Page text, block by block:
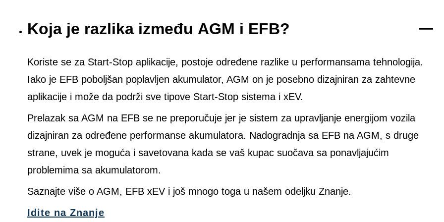
Koja je razlika između AGM i EFB?
Koriste se za Start-Stop aplikacije, postoje određene razlike u performansama tehnologija.
Iako je EFB poboljšan poplavljen akumulator, AGM on je posebno dizajniran za zahtevne
aplikacije i može da podrži sve tipove Start-Stop sistema i xEV.
Prelazak sa AGM na EFB se ne preporučuje jer je sistem za upravljanje energijom vozila
dizajniran za određene performanse akumulatora. Nadogradnja sa EFB na AGM, s druge
strane, uvek je moguća i savetovana kada se vaš kupac suočava sa ponavljajućim
problemima sa akumulatorom.
Saznajte više o AGM, EFB xEV i još mnogo toga u našem odeljku Znanje.
Idite na Znanje